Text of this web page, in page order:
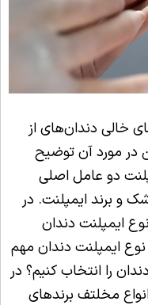
خالی دندان‌های از
در مورد آن توضیح
دو عامل اصلی
و برند ایمپلنت. در
ایمپلنت دندان
ایمپلنت دندان مهم
را انتخاب کنیم؟ در
مخلتف برندهای